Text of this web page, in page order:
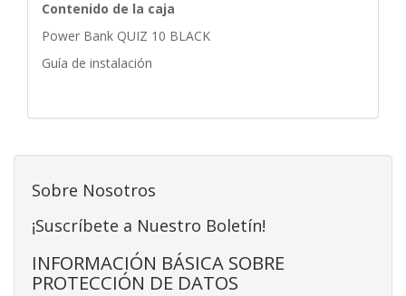
Contenido de la caja
Power Bank QUIZ 10 BLACK
Guía de instalación
Sobre Nosotros
¡Suscríbete a Nuestro Boletín!
INFORMACIÓN BÁSICA SOBRE
PROTECCIÓN DE DATOS